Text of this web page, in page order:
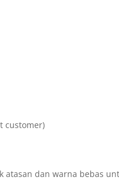
customer)
atasan dan warna bebas